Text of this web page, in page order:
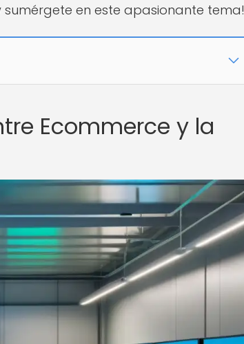
en este apasionante tema!
Ecommerce y la